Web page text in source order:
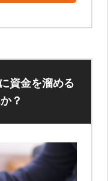
資金を溜める
？